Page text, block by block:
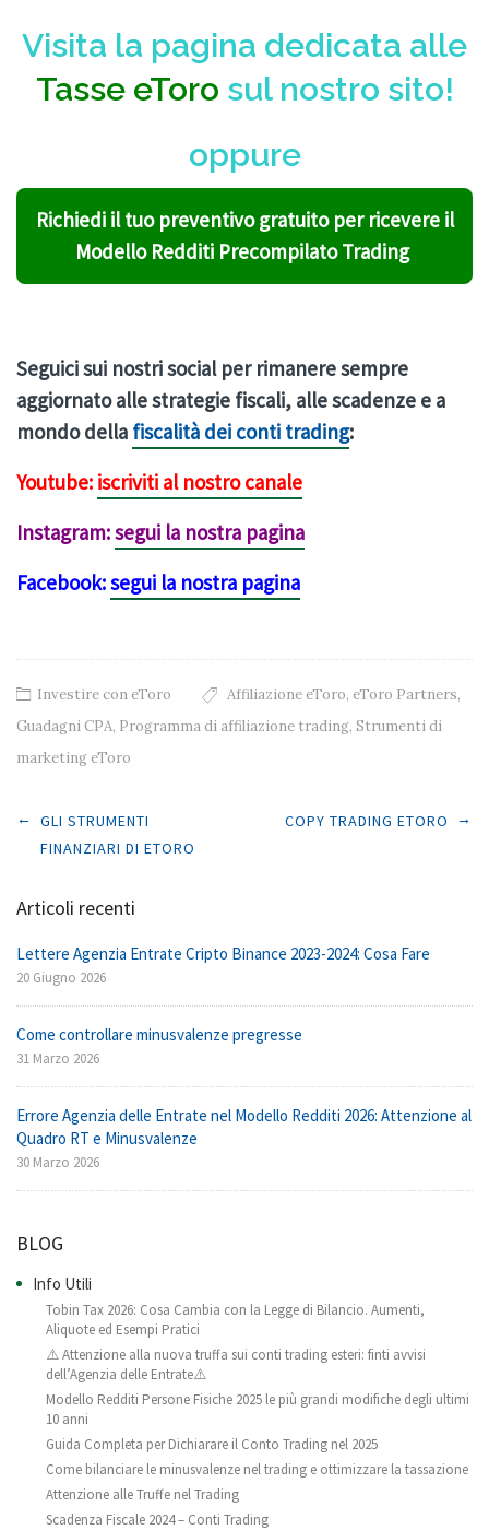
Visita la pagina dedicata alle
Tasse eToro sul nostro sito!
oppure
Richiedi il tuo preventivo gratuito per ricevere il
Modello Redditi Precompilato Trading
Seguici sui nostri social per rimanere sempre
aggiornato alle strategie fiscali, alle scadenze e a
mondo della fiscalità dei conti trading:
Youtube: iscriviti al nostro canale
Instagram:segui la nostra pagina
Facebook:segui la nostra pagina
Investire con eToro Affiliazione eToro, eToro Partners,
Guadagni CPA, Programma di affiliazione trading, Strumenti di
marketing eToro
Post navigation
← GLI STRUMENTI
FINANZIARI DI ETORO
COPY TRADING ETORO →
Articoli recenti
Lettere Agenzia Entrate Cripto Binance 2023-2024: Cosa Fare
20 Giugno 2026
Come controllare minusvalenze pregresse
31 Marzo 2026
Errore Agenzia delle Entrate nel Modello Redditi 2026: Attenzione al
Quadro RT e Minusvalenze
30 Marzo 2026
BLOG
Info Utili
Tobin Tax 2026: Cosa Cambia con la Legge di Bilancio. Aumenti,
Aliquote ed Esempi Pratici
⚠️ Attenzione alla nuova truffa sui conti trading esteri: finti avvisi
dell’Agenzia delle Entrate⚠️
Modello Redditi Persone Fisiche 2025 le più grandi modifiche degli ultimi
10 anni
Guida Completa per Dichiarare il Conto Trading nel 2025
Come bilanciare le minusvalenze nel trading e ottimizzare la tassazione
Attenzione alle Truffe nel Trading
Scadenza Fiscale 2024 – Conti Trading